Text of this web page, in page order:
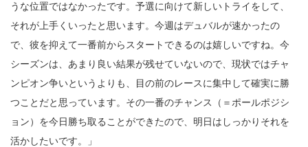
うな位置ではなかったです。予選に向けて新しいトライをして、
それが上手くいったと思います。今週はデュバルが速かったの
で、彼を抑えて一番前からスタートできるのは嬉しいですね。今
シーズンは、あまり良い結果が残せていないので、現状ではチャ
ンピオン争いというよりも、目の前のレースに集中して確実に勝
つことだと思っています。その一番のチャンス（＝ポールポジシ
ョン）を今日勝ち取ることができたので、明日はしっかりそれを
活かしたいです。」